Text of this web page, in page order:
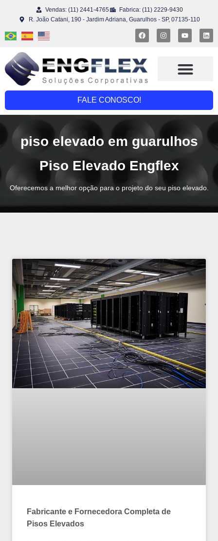
Vendas: (11) 2441-4765
Fabrica: (11) 2229-9430
R. João Catani, 190 - Jardim Adriana, Guarulhos - SP, 07135-110
FALE CONOSCO!
piso elevado em guarulhos
Piso Elevado Engflex
Oferecemos a melhor opção para o projeto do seu piso elevado.
Fabricante e Fornecedora Completa de
Pisos Elevados